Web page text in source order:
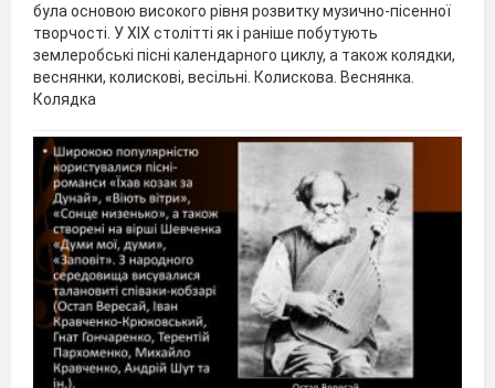
була основою високого рівня розвитку музично-пісенної
творчості. У XIX столітті як і раніше побутують
землеробські пісні календарного циклу, а також колядки,
веснянки, колискові, весільні. Колискова. Веснянка.
Колядка